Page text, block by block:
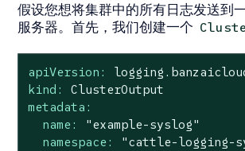
假设您想将集群中的所有日志发送到
服务器。首先，我们创建一个
apiVersion:
kind:
ClusterOutput
metadata:
name:
"example-syslog"
namespace:
"cattle-logging-